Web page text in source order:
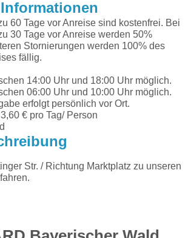
60 Tage vor Anreise sind kostenfrei. Bei
30 Tage vor Anreise werden 50%
Stornierungen werden 100% des
fällig.
14:00 Uhr und 18:00 Uhr möglich.
06:00 Uhr und 10:00 Uhr möglich.
erfolgt persönlich vor Ort.
€ pro Tag/ Person
Str. / Richtung Marktplatz zu unseren